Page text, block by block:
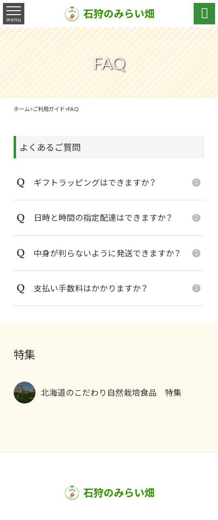
石狩のみらい畑
menu 
FAQ
ホーム>ご利用ガイド>FAQ
よくあるご質問
Q ギフトラッピングはできますか？
Q 日時と時間の指定配達はできますか？
Q 中身が判らないように発送できますか？
Q 支払い手数料はかかりますか？
特集
北海道のこだわり自然栽培食品 特集
石狩のみらい畑